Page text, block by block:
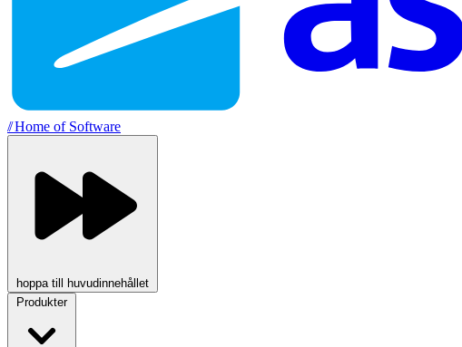
//Home of Software
hoppa till huvudinnehållet
Produkter